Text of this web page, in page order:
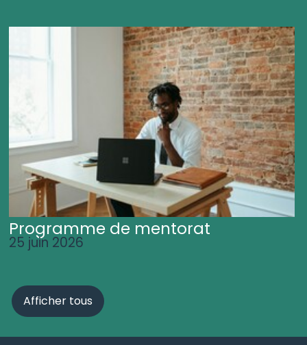
Programme de mentorat
25 juin 2026
Afficher tous